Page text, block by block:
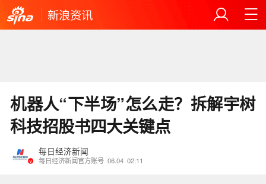
新浪资讯
机器人“下半场”怎么走？拆解宇树
科技招股书四大关键点
每日经济新闻
每日经济新闻官方账号 06.04 02:11